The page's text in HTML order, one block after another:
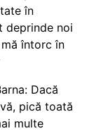
în
deprinde noi
întorc în
Dacă
pică toată
multe